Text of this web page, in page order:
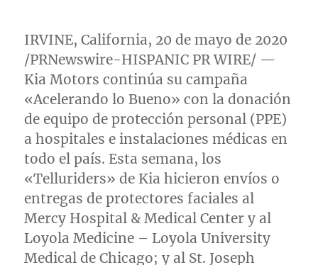
IRVINE, California, 20 de mayo de 2020
/PRNewswire-HISPANIC PR WIRE/ —
Kia Motors continúa su campaña
«Acelerando lo Bueno» con la donación
de equipo de protección personal (PPE)
a hospitales e instalaciones médicas en
todo el país. Esta semana, los
«Telluriders» de Kia hicieron envíos o
entregas de protectores faciales al
Mercy Hospital & Medical Center y al
Loyola Medicine – Loyola University
Medical deChicago; y al St. Joseph